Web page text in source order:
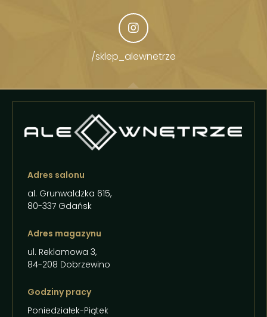
/sklep_alewnetrze
Adres salonu
al. Grunwaldzka 615,
80-337 Gdańsk
Adres magazynu
ul. Reklamowa 3,
84-208 Dobrzewino
Godziny pracy
Poniedziałek-Piątek